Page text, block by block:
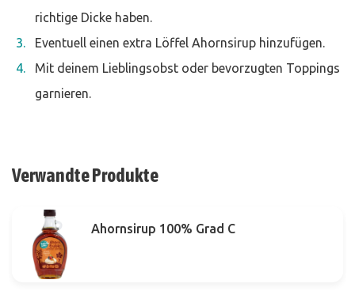
richtige Dicke haben.
Eventuell einen extra Löffel Ahornsirup hinzufügen.
Mit deinem Lieblingsobst oder bevorzugten Toppings
garnieren.
Verwandte Produkte
Ahornsirup 100% Grad C